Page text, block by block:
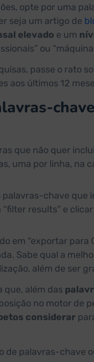
opte por uma
seja um artigo de
elevado e um
ou
passe o rato
aos últimos 12
que não quer
uma por linha, na
palavras-chave que
results” e clicar
em “exportar para
Sabe qual a
além de ser
que, além das
no motor de
considerar
de palavras-chave